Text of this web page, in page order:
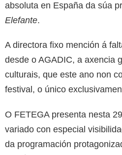
absoluta en España da súa
Elefante.
A directora fixo mención á
desde o AGADIC, a axencia
culturais, que este ano non
festival, o único
O FETEGA presenta nesta
variado con especial
da programación